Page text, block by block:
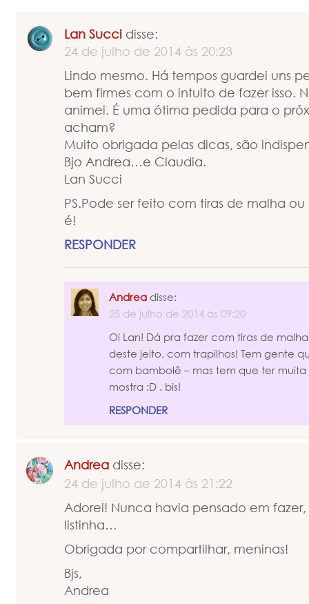
Lan Succi disse:
24 de julho de 2014 às 20:23
Lindo mesmo. Há tempos guardei uns
bem firmes com o intuito de fazer isso.
animei. É uma ótima pedida para o
acham?
Muito obrigada pelas dicas, são
Bjo Andrea…e Claudia.
Lan Succi
PS.Pode ser feito com tiras de malha
é!
RESPONDER
Andrea disse:
25 de julho de 2014 às 09:20
Oi Lan! Dá pra fazer com tiras de
deste jeito, com trapilhos! Tem gente
com bambolê – mas tem que ter muita
mostra :D . bis!
RESPONDER
Andrea disse:
24 de julho de 2014 às 21:22
Adorei! Nunca havia pensado em
listinha…
Obrigada por compartilhar, meninas!
Bjs,
Andrea